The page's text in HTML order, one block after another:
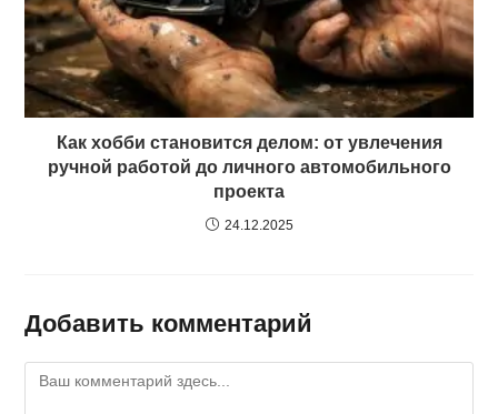
Как хобби становится делом: от увлечения
ручной работой до личного автомобильного
проекта
24.12.2025
Добавить комментарий
Комментарий